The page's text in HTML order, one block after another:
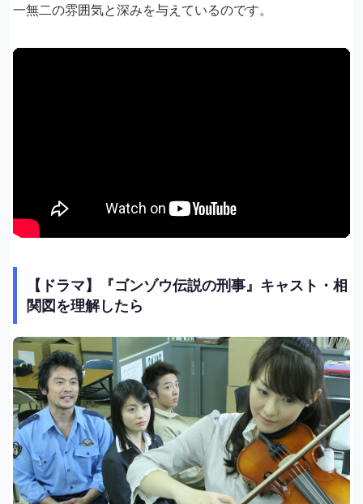
一無二の雰囲気と深みを与えているのです。
【ドラマ】『ゴンゾウ伝説の刑事』キャスト・相
関図を理解したら